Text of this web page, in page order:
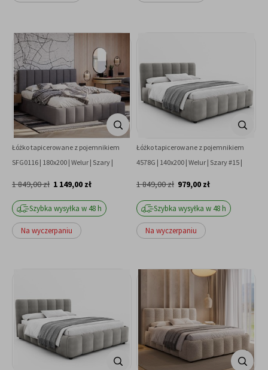
Łóżko tapicerowane z pojemnikiem
SFG0116 | 180x200 | Welur | Szary |
1 149,00 zł
1 849,00 zł
Szybka wysyłka w 48 h
Na wyczerpaniu
Łóżko tapicerowane z pojemnikiem
4578G | 140x200 | Welur | Szary #15 |
979,00 zł
1 849,00 zł
Szybka wysyłka w 48 h
Na wyczerpaniu